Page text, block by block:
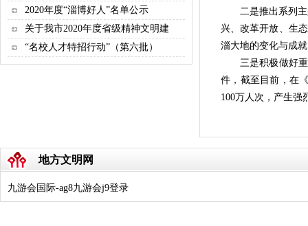
2020年度“淄博好人”名单公示
关于我市2020年度省级精神文明建
“名校人才特招行动”（第六批）
二是推出系列主题
兴、改革开放、生
淄大地的变化与成
三是积极做好重
件，截至目前，在
100万人次，产生强
地方文明网
九游会国际-ag8九游会j9登录